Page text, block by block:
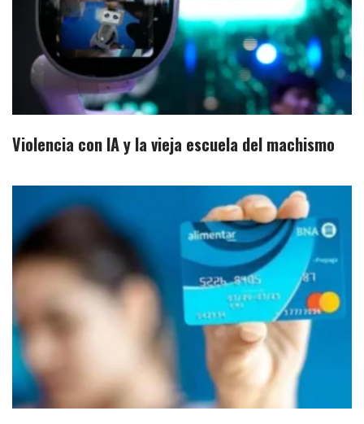
Violencia con IA y la vieja escuela del machismo